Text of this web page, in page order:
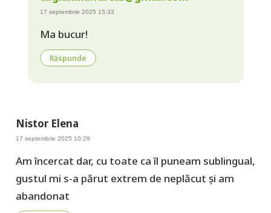
17 septembrie 2025 15:33
Ma bucur!
Răspunde
Nistor Elena
17 septembrie 2025 10:29
Am încercat dar, cu toate ca îl puneam sublingual,
gustul mi s-a părut extrem de neplăcut și am
abandonat